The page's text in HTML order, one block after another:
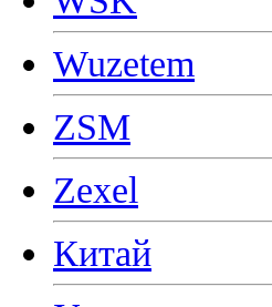
Wuzetem
ZSM
Zexel
Китай